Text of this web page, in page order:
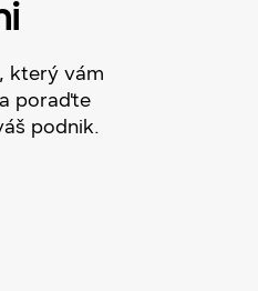
který vám
poraďte
podnik.